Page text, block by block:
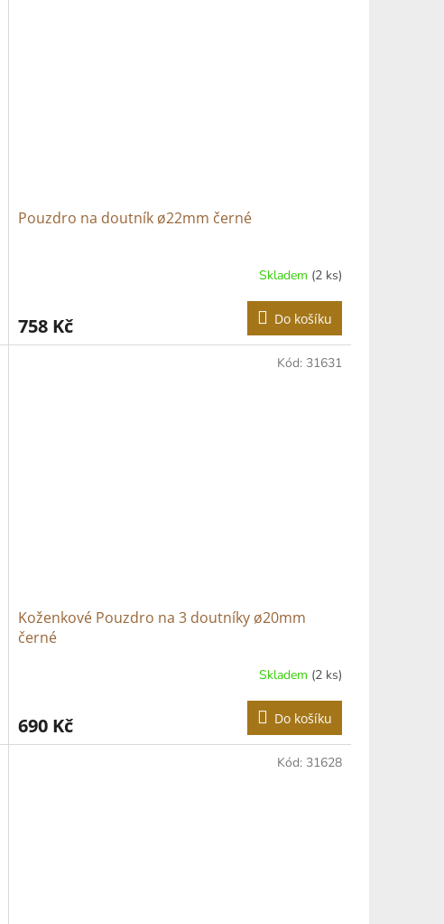
Pouzdro na doutník ø22mm černé
Skladem (2 ks)
758 Kč Do košíku
Koženkové Pouzdro na 3 doutníky ø20mm
černé
Skladem (2 ks)
690 Kč Do košíku
Kód: 31631
Kód: 31628